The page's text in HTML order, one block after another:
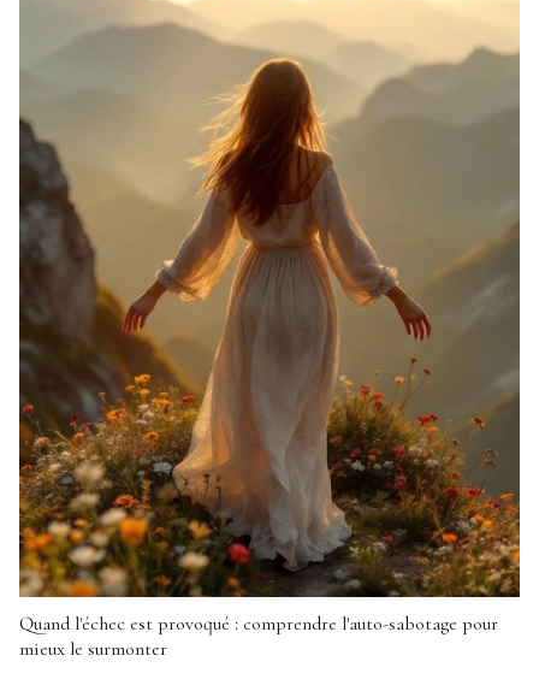
Quand l'échec est provoqué : comprendre l'auto-sabotage pour
mieux le surmonter